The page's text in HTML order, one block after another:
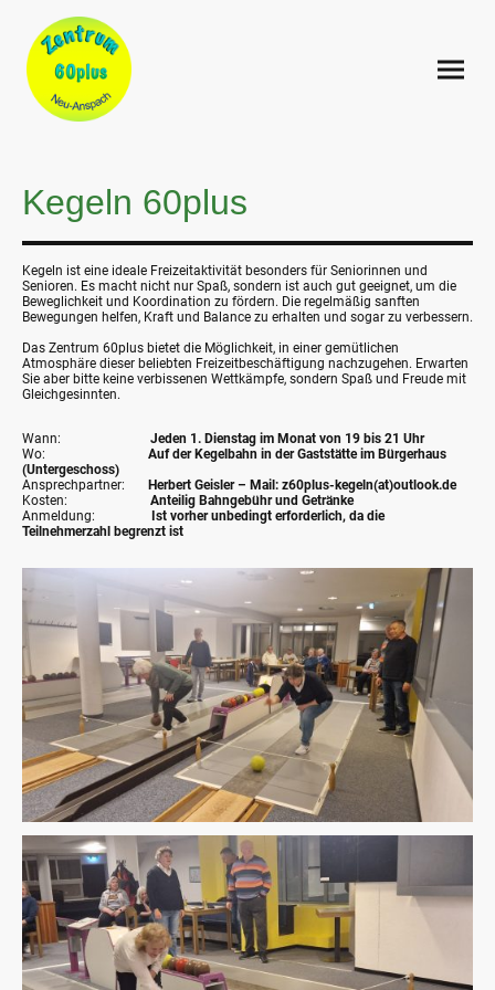
Kegeln 60plus
Kegeln ist eine ideale Freizeitaktivität besonders für Seniorinnen und
Senioren. Es macht nicht nur Spaß, sondern ist auch gut geeignet, um die
Beweglichkeit und Koordination zu fördern. Die regelmäßig sanften
Bewegungen helfen, Kraft und Balance zu erhalten und sogar zu verbessern.
Das Zentrum 60plus bietet die Möglichkeit, in einer gemütlichen
Atmosphäre dieser beliebten Freizeitbeschäftigung nachzugehen. Erwarten
Sie aber bitte keine verbissenen Wettkämpfe, sondern Spaß und Freude mit
Gleichgesinnten.
Wann: Jeden 1. Dienstag im Monat von 19 bis 21 Uhr
Wo: Auf der Kegelbahn in der Gaststätte im Bürgerhaus
(Untergeschoss)
Ansprechpartner:
Herbert Geisler – Mail: z60plus-kegeln(at)outlook.de
Kosten: Anteilig Bahngebühr und Getränke
Anmeldung:
Ist vorher unbedingt erforderlich, da die
Teilnehmerzahl begrenzt ist